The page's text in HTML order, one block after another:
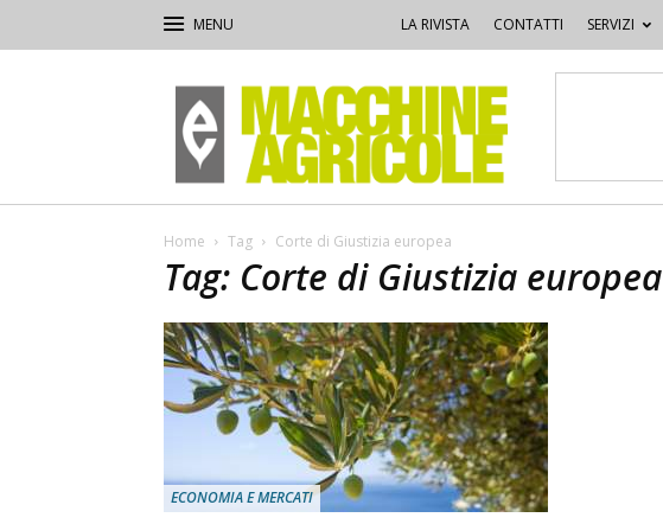
LA RIVISTA CONTATTI SERVIZI
Macchine
Agricole
Home Tag Corte di Giustizia europea
Tag: Corte di Giustizia europea
ECONOMIA E MERCATI